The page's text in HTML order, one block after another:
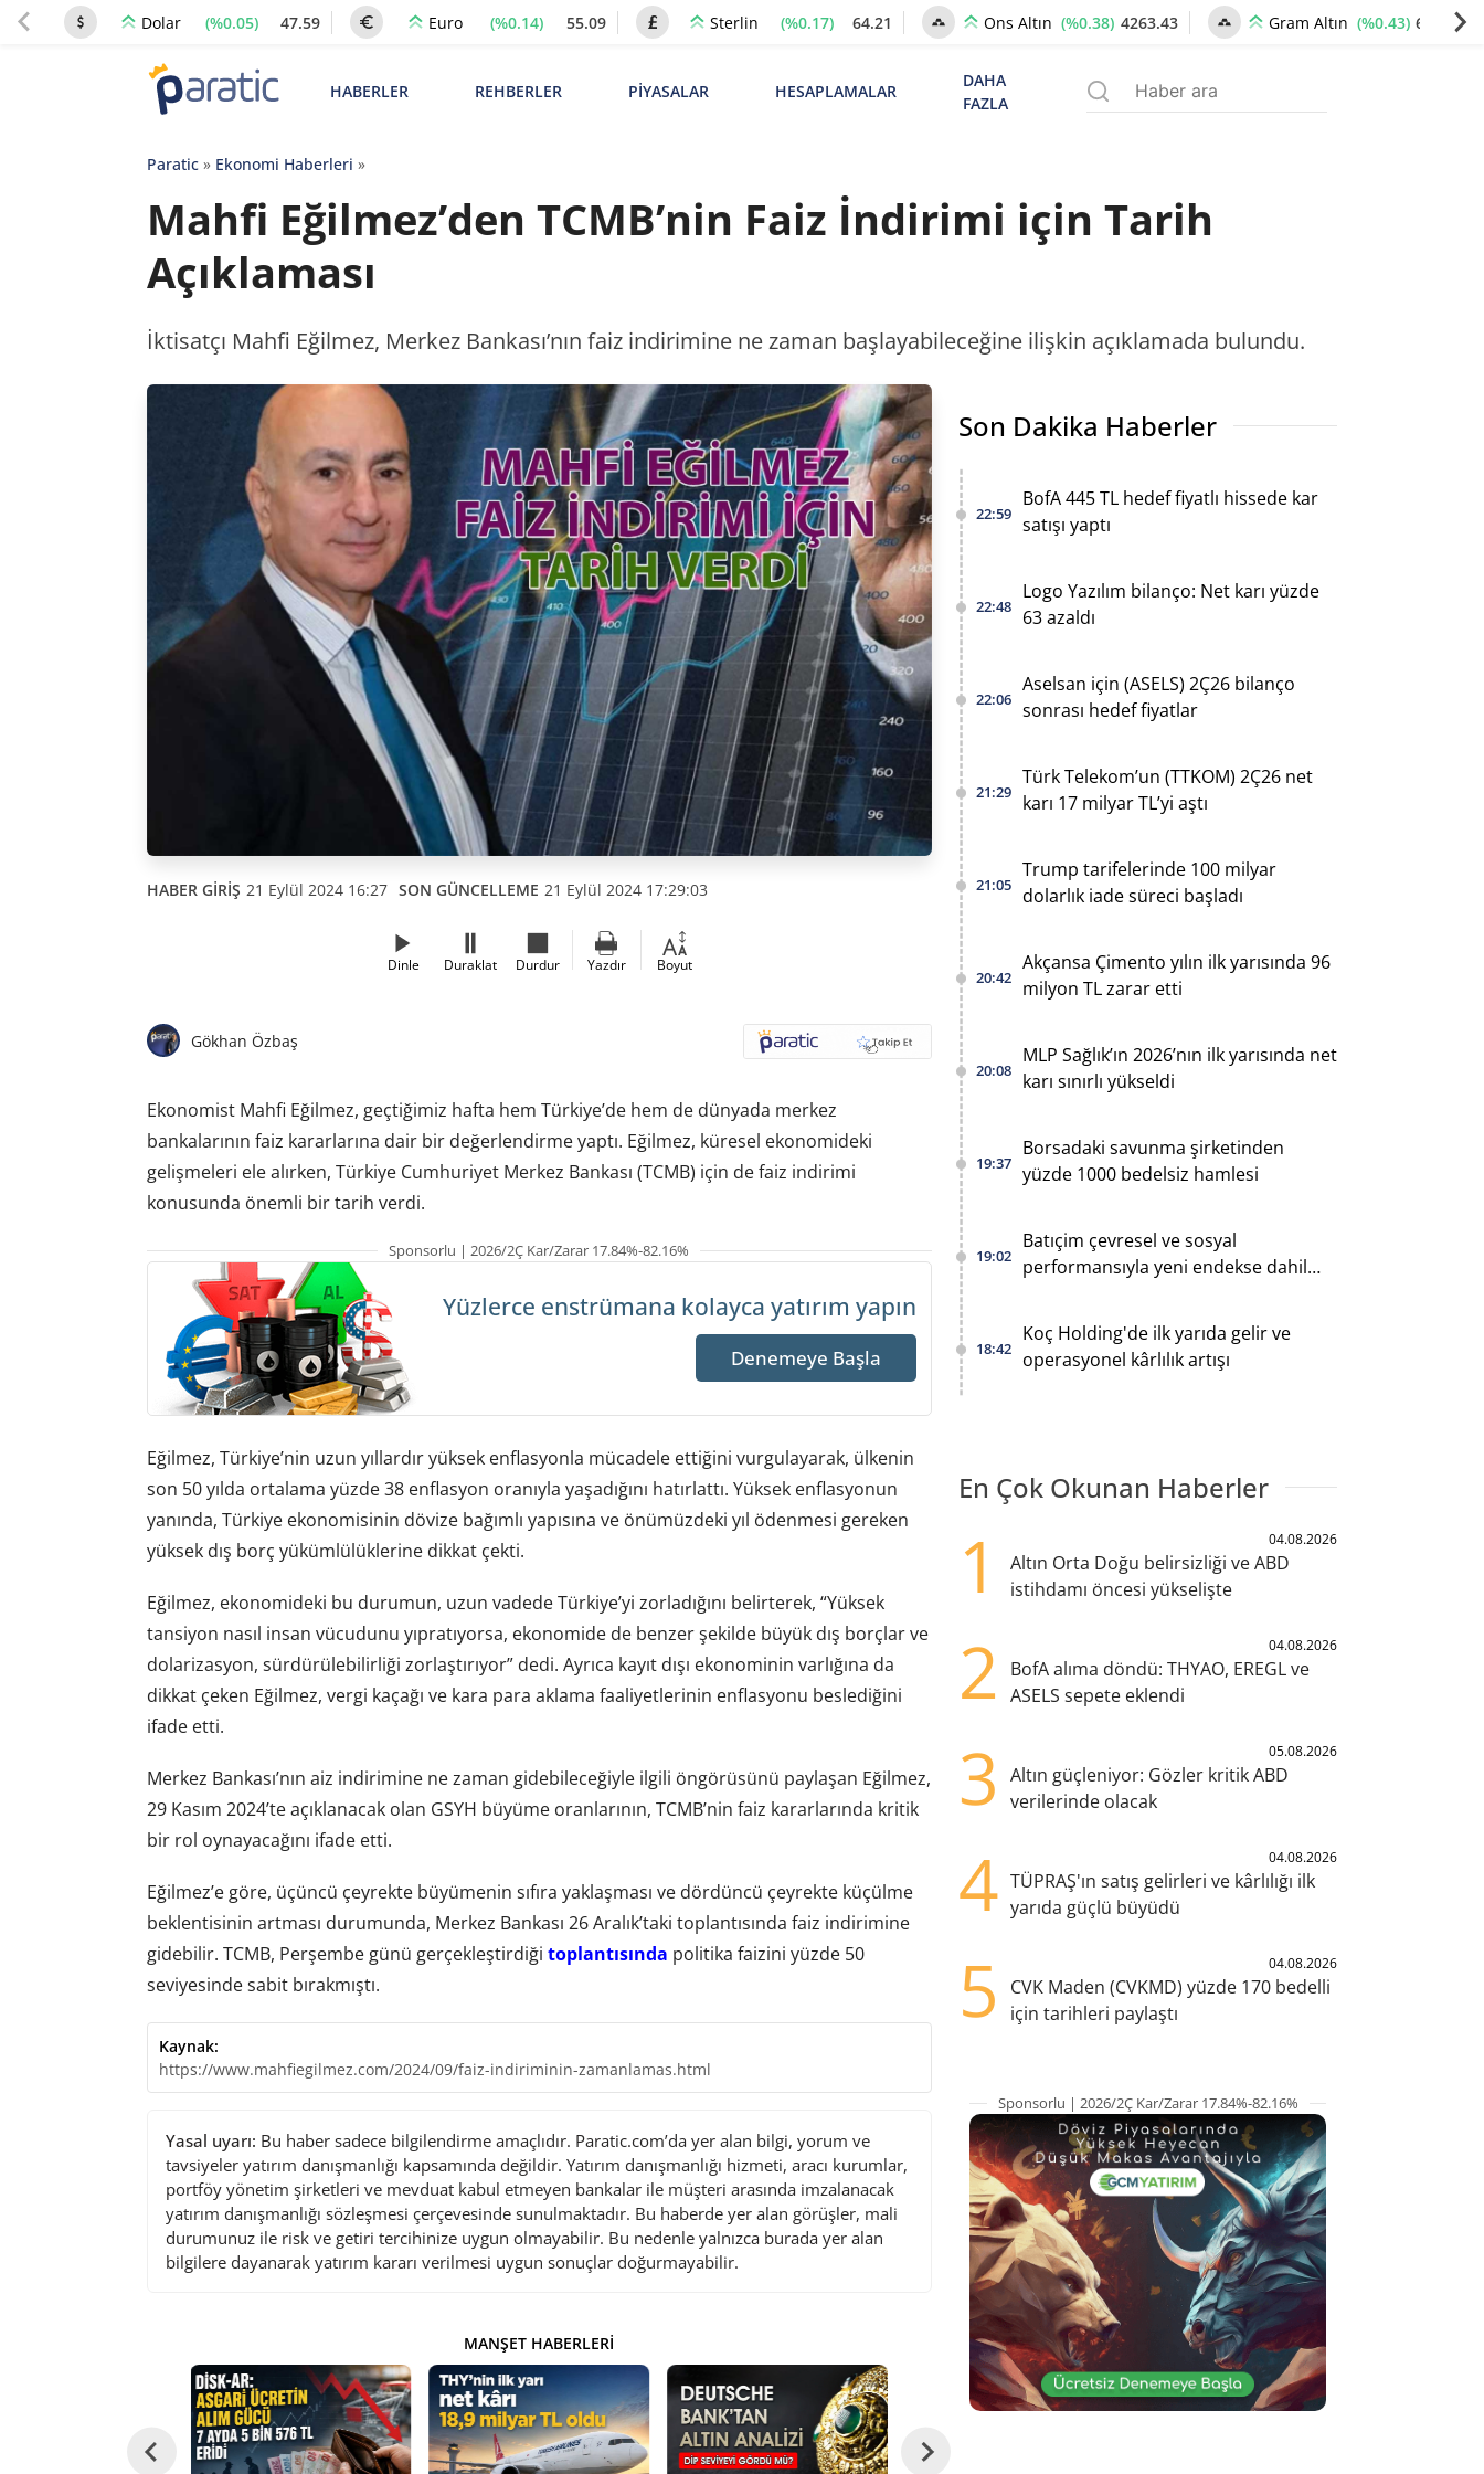
Dolar (%0.05) 47.59 Euro (%0.14) 55.09 Sterlin (%0.17) 64.21 Ons Altın (%0.38) 4263.43 Gram Altın (%0.43) 6523.90
HABERLER REHBERLER PİYASALAR HESAPLAMALAR
DAHA
FAZLA
Paratic» Ekonomi Haberleri »
Mahfi Eğilmez’den TCMB’nin Faiz İndirimi için Tarih
Açıklaması
İktisatçı Mahfi Eğilmez, Merkez Bankası’nın faiz indirimine ne zaman başlayabileceğine ilişkin açıklamada bulundu.
HABER GİRİŞ 21 Eylül 2024 16:27 SON GÜNCELLEME 21 Eylül 2024 17:29:03
Dinle Duraklat Durdur Yazdır Boyut
Gökhan Özbaş
Ekonomist Mahfi Eğilmez, geçtiğimiz hafta hem Türkiye’de hem de dünyada merkez
bankalarının faiz kararlarına dair bir değerlendirme yaptı. Eğilmez, küresel ekonomideki
gelişmeleri ele alırken, Türkiye Cumhuriyet Merkez Bankası (TCMB) için de faiz indirimi
konusunda önemli bir tarih verdi.
Sponsorlu | 2026/2Ç Kar/Zarar 17.84%-82.16%
Yüzlerce enstrümana kolayca yatırım yapın
Denemeye Başla
Eğilmez, Türkiye’nin uzun yıllardır yüksek enflasyonla mücadele ettiğini vurgulayarak, ülkenin
son 50 yılda ortalama yüzde 38 enflasyon oranıyla yaşadığını hatırlattı. Yüksek enflasyonun
yanında, Türkiye ekonomisinin dövize bağımlı yapısına ve önümüzdeki yıl ödenmesi gereken
yüksek dış borç yükümlülüklerine dikkat çekti.
Eğilmez, ekonomideki bu durumun, uzun vadede Türkiye’yi zorladığını belirterek, “Yüksek
tansiyon nasıl insan vücudunu yıpratıyorsa, ekonomide de benzer şekilde büyük dış borçlar ve
dolarizasyon, sürdürülebilirliği zorlaştırıyor” dedi. Ayrıca kayıt dışı ekonominin varlığına da
dikkat çeken Eğilmez, vergi kaçağı ve kara para aklama faaliyetlerinin enflasyonu beslediğini
ifade etti.
Merkez Bankası’nın aiz indirimine ne zaman gidebileceğiyle ilgili öngörüsünü paylaşan Eğilmez,
29 Kasım 2024’te açıklanacak olan GSYH büyüme oranlarının, TCMB’nin faiz kararlarında kritik
bir rol oynayacağını ifade etti.
Eğilmez’e göre, üçüncü çeyrekte büyümenin sıfıra yaklaşması ve dördüncü çeyrekte küçülme
beklentisinin artması durumunda, Merkez Bankası 26 Aralık’taki toplantısında faiz indirimine
gidebilir. TCMB, Perşembe günü gerçekleştirdiği toplantısında politika faizini yüzde 50
seviyesinde sabit bırakmıştı.
Kaynak:
https://www.mahfiegilmez.com/2024/09/faiz-indiriminin-zamanlamas.html
Yasal uyarı: Bu haber sadece bilgilendirme amaçlıdır. Paratic.com’da yer alan bilgi, yorum ve
tavsiyeler yatırım danışmanlığı kapsamında değildir. Yatırım danışmanlığı hizmeti, aracı kurumlar,
portföy yönetim şirketleri ve mevduat kabul etmeyen bankalar ile müşteri arasında imzalanacak
yatırım danışmanlığı sözleşmesi çerçevesinde sunulmaktadır. Bu haberde yer alan görüşler, mali
durumunuz ile risk ve getiri tercihinize uygun olmayabilir. Bu nedenle yalnızca burada yer alan
bilgilere dayanarak yatırım kararı verilmesi uygun sonuçlar doğurmayabilir.
MANŞET HABERLERI
Son Dakika Haberler
22:59
BofA 445 TL hedef fiyatlı hissede kar
satışı yaptı
22:48
Logo Yazılım bilanço: Net karı yüzde
63 azaldı
22:06
Aselsan için (ASELS) 2Ç26 bilanço
sonrası hedef fiyatlar
21:29
Türk Telekom’un (TTKOM) 2Ç26 net
karı 17 milyar TL’yi aştı
21:05
Trump tarifelerinde 100 milyar
dolarlık iade süreci başladı
20:42
Akçansa Çimento yılın ilk yarısında 96
milyon TL zarar etti
20:08
MLP Sağlık’ın 2026’nın ilk yarısında net
karı sınırlı yükseldi
19:37
Borsadaki savunma şirketinden
yüzde 1000 bedelsiz hamlesi
19:02
Batıçim çevresel ve sosyal
performansıyla yeni endekse dahil
18:42
Koç Holding'de ilk yarıda gelir ve
operasyonel kârlılık artışı
En Çok Okunan Haberler
1 04.08.2026
Altın Orta Doğu belirsizliği ve ABD
istihdamı öncesi yükselişte
2 04.08.2026
BofA alıma döndü: THYAO, EREGL ve
ASELS sepete eklendi
3 05.08.2026
Altın güçleniyor: Gözler kritik ABD
verilerinde olacak
4 04.08.2026
TÜPRAŞ'ın satış gelirleri ve kârlılığı ilk
yarıda güçlü büyüdü
5 04.08.2026
CVK Maden (CVKMD) yüzde 170 bedelli
için tarihleri paylaştı
Sponsorlu | 2026/2Ç Kar/Zarar 17.84%-82.16%